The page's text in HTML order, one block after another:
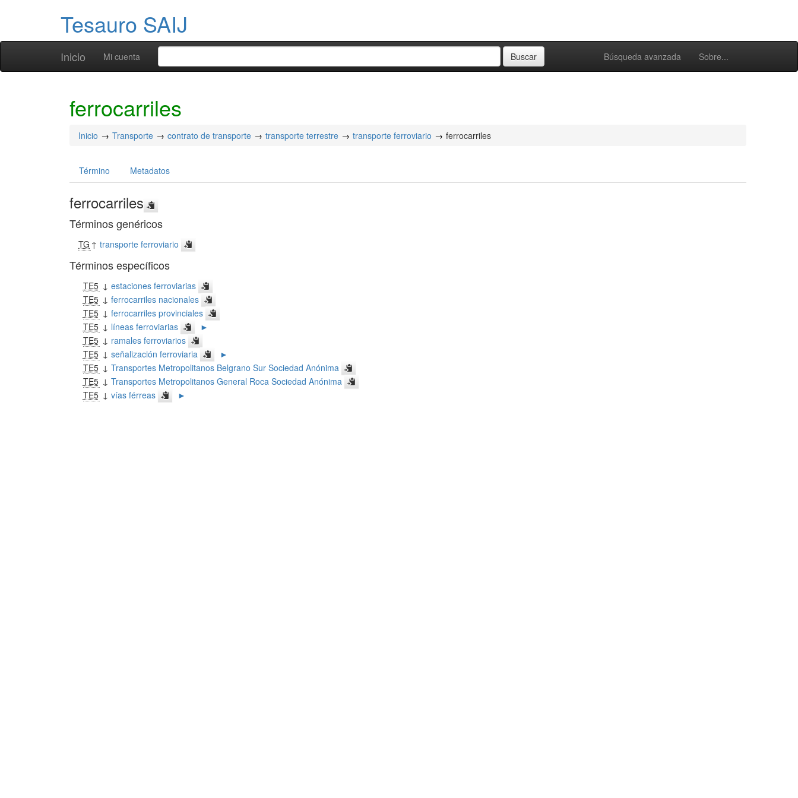
Tesauro SAIJ
Inicio Búsqueda avanzada Sobre...
Mi cuenta
ferrocarriles
Inicio Transporte contrato de transporte transporte terrestre transporte ferroviario ferrocarriles
Término Metadatos
ferrocarriles
Términos genéricos
TG ↑transporte ferroviario
Términos específicos
TE5 ↓ estaciones ferroviarias
TE5 ↓ ferrocarriles nacionales
TE5 ↓ ferrocarriles provinciales
TE5 ↓ líneas ferroviarias
►
TE5 ↓ ramales ferroviarios
TE5 ↓ señalización ferroviaria
►
TE5 ↓ Transportes Metropolitanos Belgrano Sur Sociedad Anónima
TE5 ↓ Transportes Metropolitanos General Roca Sociedad Anónima
TE5 ↓ vías férreas ►